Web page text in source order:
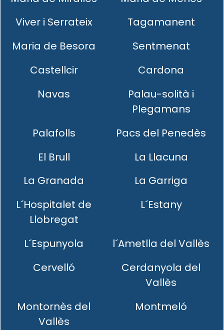
Viver i Serrateix
Tagamanent
Maria de Besora
Sentmenat
Castellcir
Cardona
Navas
Palau-solità i
Plegamans
Palafolls
Pacs del Penedès
El Brull
La Llacuna
La Granada
La Garriga
L´Hospitalet de
Llobregat
L´Estany
L´Espunyola
l´Ametlla del Vallès
Cervelló
Cerdanyola del
Vallès
Montornès del
Vallès
Montmeló